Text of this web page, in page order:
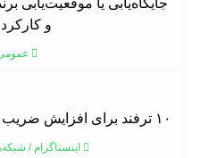
جایگاه‌یابی یا موقعیت‌یابی
و کارکرد آن
عمومی
۱۰ ترفند برای افزایش ضریب مشارکت در اینستاگرام
اینستاگرام/